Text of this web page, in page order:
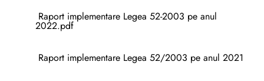
Raport implementare Legea 52-2003 pe anul
2022.pdf
Raport implementare Legea 52/2003 pe anul 2021